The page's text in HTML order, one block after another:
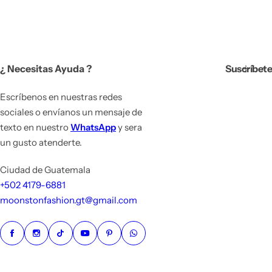
b
t
a
l
¿ Necesitas Ayuda ?
Escríbenos en nuestras redes
sociales o envíanos un mensaje de
texto en nuestro WhatsAppy sera
un gusto atenderte.
Ciudad de Guatemala
+502 4179-6881
moonstonfashion.gt@gmail.com
Suscríbete